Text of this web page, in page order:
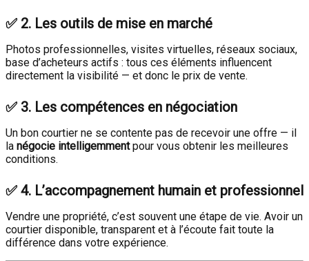
✅ 2. Les outils de mise en marché
Photos professionnelles, visites virtuelles, réseaux sociaux,
base d’acheteurs actifs : tous ces éléments influencent
directement la visibilité — et donc le prix de vente.
✅ 3. Les compétences en négociation
Un bon courtier ne se contente pas de recevoir une offre — il
la négocie intelligemmentpour vous obtenir les meilleures
conditions.
✅ 4. L’accompagnement humain et professionnel
Vendre une propriété, c’est souvent une étape de vie. Avoir un
courtier disponible, transparent et à l’écoute fait toute la
différence dans votre expérience.